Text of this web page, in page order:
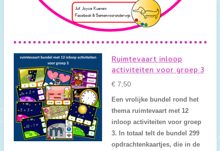
Ruimtevaart inloop
activiteiten voor groep 3
€ 7,50
Een vrolijke bundel rond het
thema ruimtevaart met 12
inloop activiteiten voor groep
3. In totaal telt de bundel 299
opdrachtenkaartjes, die in de